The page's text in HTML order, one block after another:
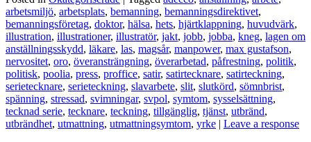
arbetsmiljö, arbetsplats, bemanning, bemanningsdirektivet,
bemanningsföretag, doktor, hälsa, hets, hjärtklappning, huvudvärk,
illustration, illustrationer, illustratör, jakt, jobb, jobba, kneg, lagen om
anställningsskydd, läkare, las, magsår, manpower, max gustafson,
nervositet, oro, överansträngning, överarbetad, påfrestning, politik,
politisk, poolia, press, proffice, satir, satirtecknare, satirteckning,
serietecknare, serieteckning, slavarbete, slit, slutkörd, sömnbrist,
spänning, stressad, svimningar, svpol, symtom, sysselsättning,
tecknad serie, tecknare, teckning, tillgänglig, tjänst, utbränd,
utbrändhet, utmattning, utmattningsymtom, yrke | Leave a response